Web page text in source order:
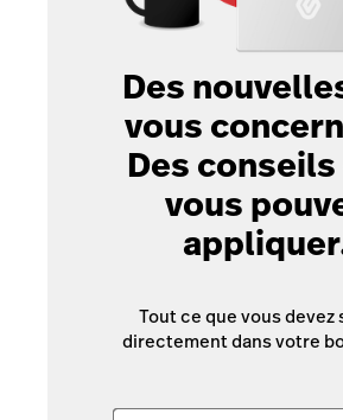
Des
vous
Des
vous
Tout ce que vous devez
directement dans votre